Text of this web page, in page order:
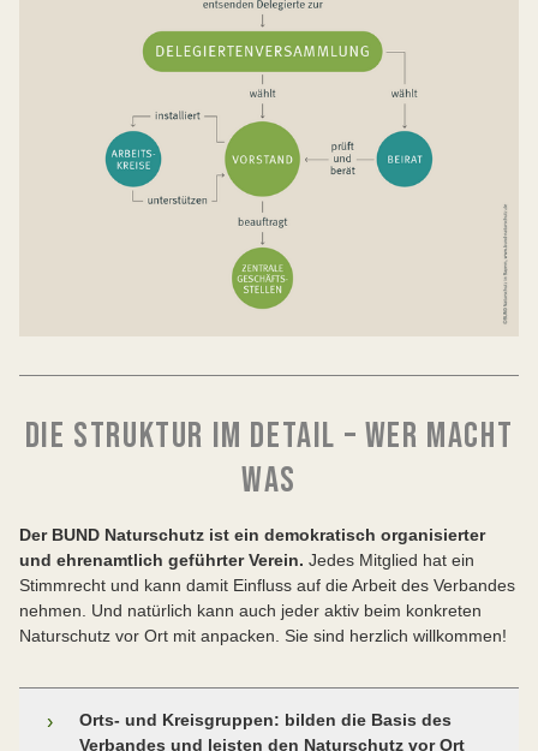
DIE STRUKTUR IM DETAIL – WER MACHT
WAS
Der BUND Naturschutz ist ein demokratisch organisierter
und ehrenamtlich geführter Verein. Jedes Mitglied hat ein
Stimmrecht und kann damit Einfluss auf die Arbeit des Verbandes
nehmen. Und natürlich kann auch jeder aktiv beim konkreten
Naturschutz vor Ort mit anpacken. Sie sind herzlich willkommen!
›
Orts- und Kreisgruppen: bilden die Basis des
Verbandes und leisten den Naturschutz vor Ort